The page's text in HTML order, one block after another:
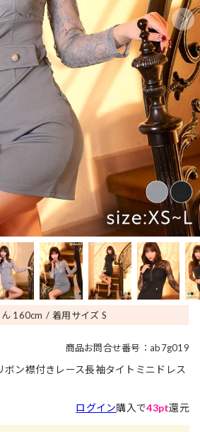
ん 160cm 着用サイズ S
商品お問合せ番号：ab7g019
ボン襟付きレース長袖タイトミニドレス
ログイン購入で43pt還元